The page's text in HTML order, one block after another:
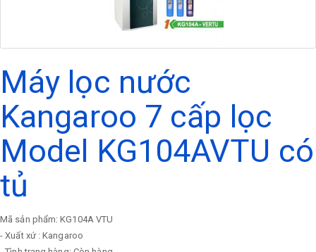
Máy lọc nước
Kangaroo 7 cấp lọc
Model KG104AVTU có
tủ
Mã sản phẩm: KG104A VTU
- Xuất xứ : Kangaroo